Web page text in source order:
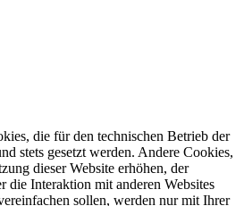
die für den technischen Betrieb der
stets gesetzt werden. Andere Cookies,
dieser Website erhöhen, der
die Interaktion mit anderen Websites
sollen, werden nur mit Ihrer